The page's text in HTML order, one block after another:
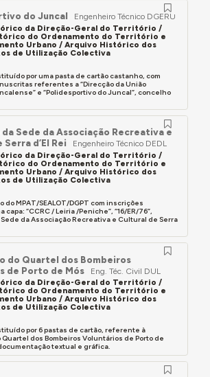
do Juncal
Engenheiro Técnico DGERU
da Direção-Geral do Território /
do Ordenamento do Território e
Urbano / Arquivo Histórico dos
de Utilização Colectiva
por uma pasta de cartão castanho, com
referentes a “Direcção da União
e “Polidesportivo do Juncal”, concelho
Sede da Associação Recreativa e
d’El Rei
Engenheiro Técnico DEDL
da Direção-Geral do Território /
do Ordenamento do Território e
Urbano / Arquivo Histórico dos
de Utilização Colectiva
do MPAT/SEALOT/DGPT com inscrições
capa: “CCRC / Leiria /Peniche”, “16/ER/76”,
Sede da Associação Recreativa e Cultural de Serra
do Quartel dos Bombeiros
de Porto de Mós
Eng. Téc. Civil DUL
da Direção-Geral do Território /
do Ordenamento do Território e
Urbano / Arquivo Histórico dos
de Utilização Colectiva
por 6 pastas de cartão, referente à
dos Bombeiros Voluntários de Porto de
textual e gráfica.